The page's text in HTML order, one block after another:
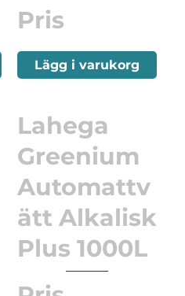
Pris
Lägg i varukorg
Lahega
Greenium
Automattv
ätt Alkalisk
Plus 1000L